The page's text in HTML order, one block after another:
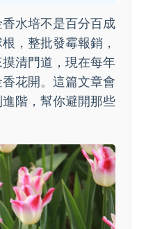
水培不是百分百成
，整批發霉報銷，
清門道，現在每年
花開。這篇文章會
階，幫你避開那些